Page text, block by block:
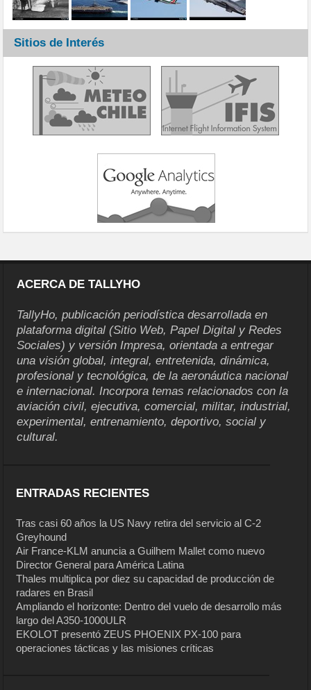
Sitios de Interés
ACERCA DE TALLYHO
TallyHo, publicación periodística desarrollada en
plataforma digital (Sitio Web, Papel Digital y Redes
Sociales) y versión Impresa, orientada a entregar
una visión global, integral, entretenida, dinámica,
profesional y tecnológica, de la aeronáutica nacional
e internacional. Incorpora temas relacionados con la
aviación civil, ejecutiva, comercial, militar, industrial,
experimental, entrenamiento, deportivo, social y
cultural.
ENTRADAS RECIENTES
Tras casi 60 años la US Navy retira del servicio al C-2
Greyhound
Air France-KLM anuncia a Guilhem Mallet como nuevo
Director General para América Latina
Thales multiplica por diez su capacidad de producción de
radares en Brasil
Ampliando el horizonte: Dentro del vuelo de desarrollo más
largo del A350-1000ULR
EKOLOT presentó ZEUS PHOENIX PX-100 para
operaciones tácticas y las misiones críticas